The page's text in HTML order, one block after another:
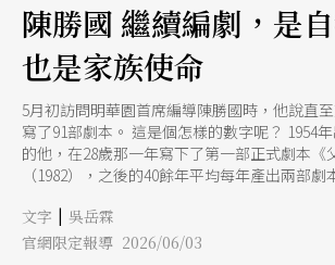
陳勝國 繼續編劇，是
也是家族使命
5月初訪問明華園首席編導陳勝國時，他說直
寫了91部劇本。 這是個怎樣的數字呢？ 1954
的他，在28歲那一年寫下了第一部正式劇本《
（1982），之後的40餘年平均每年產出兩部
骨」的劇本，會在劇名後頭標示出「年份」，
將在臺灣戲曲藝術節演出的兩部經典舊作《父
文字 | 吳岳霖
官網限定報導 2026/06/03